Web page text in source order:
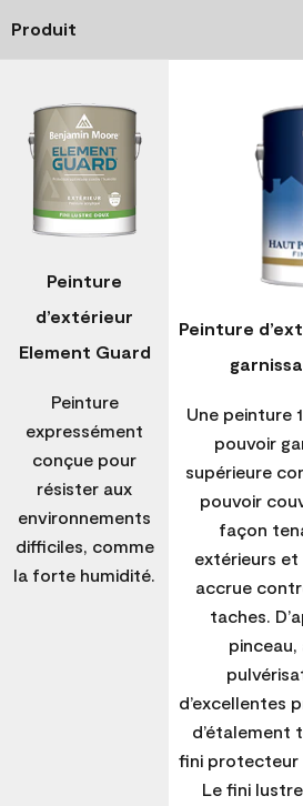
Produit
Peinture
d’extérieur
Element Guard
Peinture
expressément
conçue pour
résister aux
environnements
difficiles, comme
la forte humidité.
Peinture
Une peinture
pouvoir
supérieure
pouvoir
façon
extérieurs
accrue
taches.
pinceau,
d’excellentes
d’étalement
fini protecteur
Le fini